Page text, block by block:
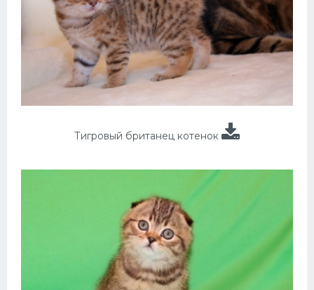
Тигровый британец котенок